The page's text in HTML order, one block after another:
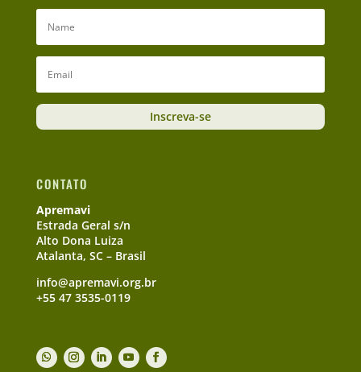
Inscreva-se
CONTATO
Apremavi
Estrada Geral s/n
Alto Dona Luiza
Atalanta, SC – Brasil
info@apremavi.org.br
+55 47 3535-0119